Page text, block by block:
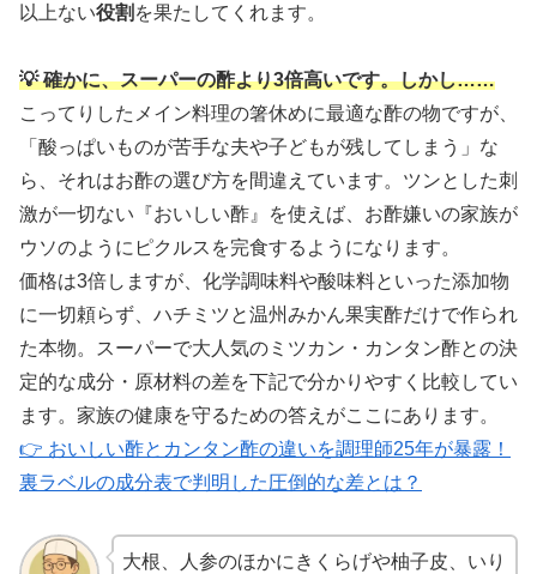
以上ない役割 を果たしてくれます。
💡 確かに、スーパーの酢より3倍高いです。しかし……
こってりしたメイン料理の箸休めに最適な酢の物ですが、
「酸っぱいものが苦手な夫や子どもが残してしまう」な
ら、それはお酢の選び方を間違えています。ツンとした刺
激が一切ない『おいしい酢』を使えば、お酢嫌いの家族が
ウソのようにピクルスを完食するようになります。
価格は3倍しますが、化学調味料や酸味料といった添加物
に一切頼らず、ハチミツと温州みかん果実酢だけで作られ
た本物。スーパーで大人気のミツカン・カンタン酢との決
定的な成分・原材料の差を下記で分かりやすく比較してい
ます。家族の健康を守るための答えがここにあります。
👉 おいしい酢とカンタン酢の違いを調理師25年が暴露！
裏ラベルの成分表で判明した圧倒的な差とは？
大根、人参のほかにきくらげや柚子皮、いり